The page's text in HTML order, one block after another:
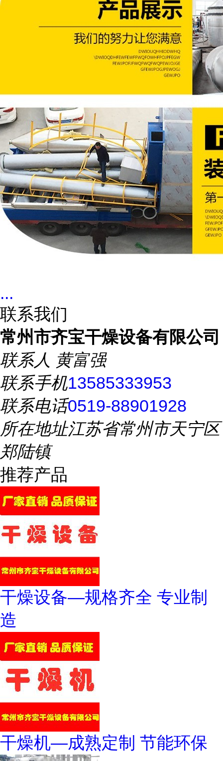
...
联系我们
常州市齐宝干燥设备有限公司
联系人 黄富强
联系手机13585333953
联系电话0519-88901928
所在地址江苏省常州市天宁区
郑陆镇
推荐产品
干燥设备—规格齐全 专业制
造
干燥机—成熟定制 节能环保